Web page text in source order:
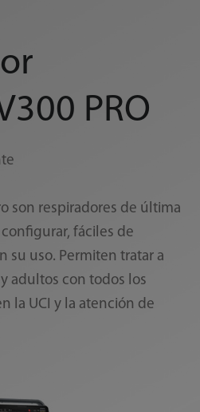
PRO
son respiradores de última
fáciles de
su uso. Permiten tratar a
adultos con todos los
la UCI y la atención de